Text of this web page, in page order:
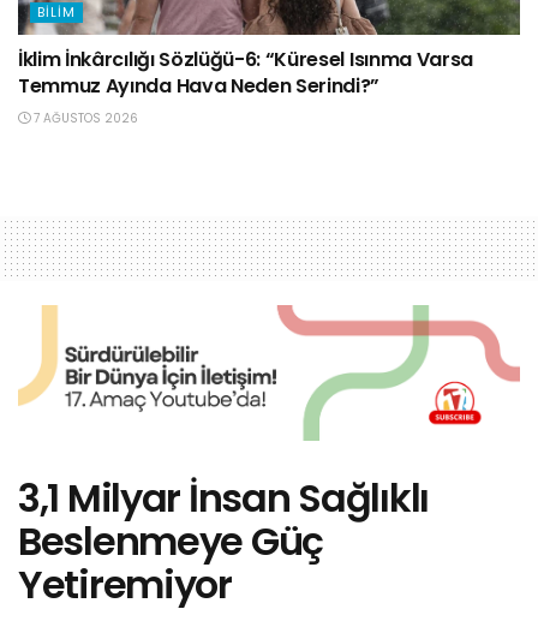
BILIM
İklim İnkârcılığı Sözlüğü-6: “Küresel Isınma Varsa
Temmuz Ayında Hava Neden Serindi?”
7 AĞUSTOS 2026
3,1 Milyar İnsan Sağlıklı
Beslenmeye Güç
Yetiremiyor